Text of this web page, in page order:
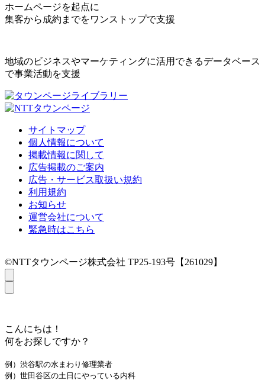
ホームページを起点に
集客から成約までをワンストップで支援
地域のビジネスやマーケティングに活用できるデータベース
で事業活動を支援
サイトマップ
個人情報について
掲載情報に関して
広告掲載のご案内
広告・サービス取扱い規約
利用規約
お知らせ
運営会社について
緊急時はこちら
©NTTタウンページ株式会社 TP25-193号【261029】
こんにちは！
何をお探しですか？
例）渋谷駅の水まわり修理業者
例）世田谷区の土日にやっている内科